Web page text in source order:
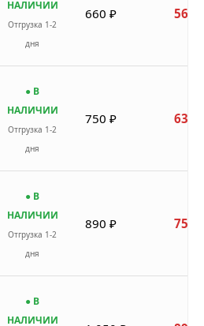
НАЛИЧИИ
Отгрузка 1-2
дня
660 ₽ 561
● В
НАЛИЧИИ
Отгрузка 1-2
дня
750 ₽ 638
● В
НАЛИЧИИ
Отгрузка 1-2
дня
890 ₽ 757
● В
НАЛИЧИИ